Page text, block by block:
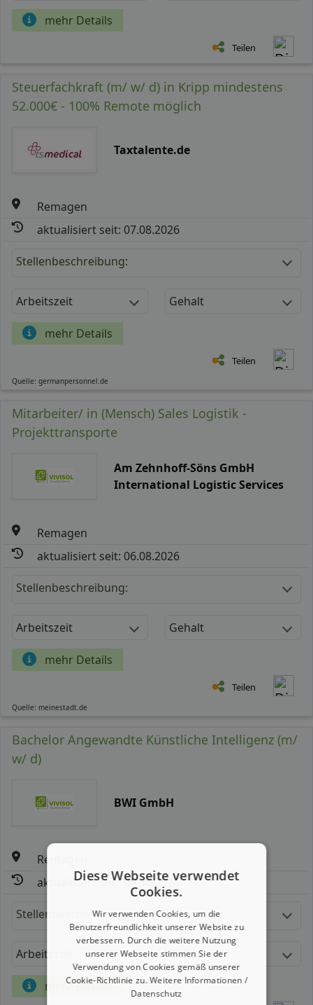
mehr Details
Teilen
Steuerfachkraft (m/ w/ d) in Kripp mindestens
52.000€ - 100% Remote möglich
Taxtalente.de
Remagen
aktualisiert seit: 07.08.2026
Stellenbeschreibung:
Arbeitszeit Gehalt
mehr Details
Teilen
Quelle: germanpersonnel.de
Mitarbeiter/ in (Mensch) Sales Logistik -
Projekttransporte
Am Zehnhoff-Söns GmbH
International Logistic Services
Remagen
aktualisiert seit: 06.08.2026
Stellenbeschreibung:
Arbeitszeit Gehalt
mehr Details
Teilen
Quelle: meinestadt.de
Bachelor Angewandte Künstliche Intelligenz (m/
w/ d)
BWI GmbH
Remagen
aktualisiert seit: 04.08.2026
Stellenbeschreibung:
Arbeitszeit Gehalt
mehr Details
Diese Webseite verwendet
Cookies.
Wir verwenden Cookies, um die
Benutzerfreundlichkeit unserer Website zu
verbessern. Durch die weitere Nutzung
unserer Webseite stimmen Sie der
Verwendung von Cookies gemäß unserer
Cookie-Richtlinie zu.Weitere Informationen /
Datenschutz